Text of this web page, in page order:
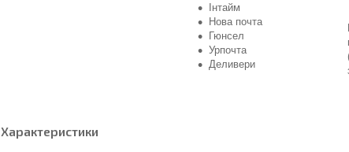
Інтайм
Нова почта
Гюнсел
Урпочта
Деливери
Характеристики